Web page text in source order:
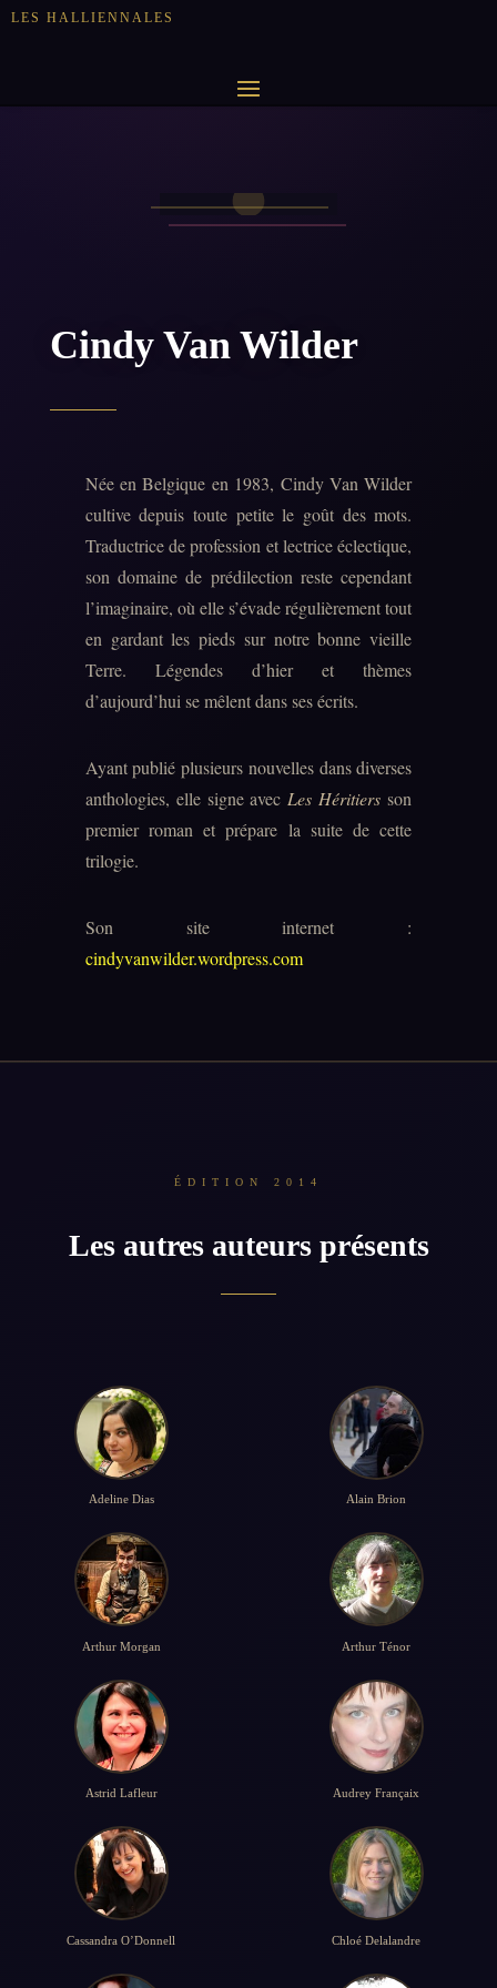
LES HALLIENNALES
Cindy Van Wilder
Née en Belgique en 1983, Cindy Van Wilder
cultive depuis toute petite le goût des mots.
Traductrice de profession et lectrice éclectique,
son domaine de prédilection reste cependant
l’imaginaire, où elle s’évade régulièrement tout
en gardant les pieds sur notre bonne vieille
Terre. Légendes d’hier et thèmes
d’aujourd’hui se mêlent dans ses écrits.
Ayant publié plusieurs nouvelles dans diverses
anthologies, elle signe avec Les Héritiers son
premier roman et prépare la suite de cette
trilogie.
Son site internet :
cindyvanwilder.wordpress.com
ÉDITION 2014
Les autres auteurs présents
Adeline Dias Alain Brion
Arthur Morgan Arthur Ténor
Astrid Lafleur Audrey Françaix
Cassandra O’Donnell Chloé Delalandre